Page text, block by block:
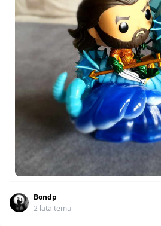
Bondp
2 lata temu